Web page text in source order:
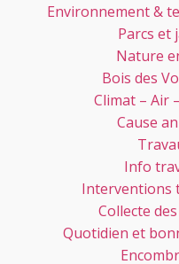
Environnement &
Parcs et
Nature
Bois des
Climat – Air
Cause
Info
Interventions
Collecte
Quotidien et